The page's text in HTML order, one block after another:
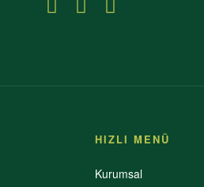
HIZLI MENÜ
Kurumsal